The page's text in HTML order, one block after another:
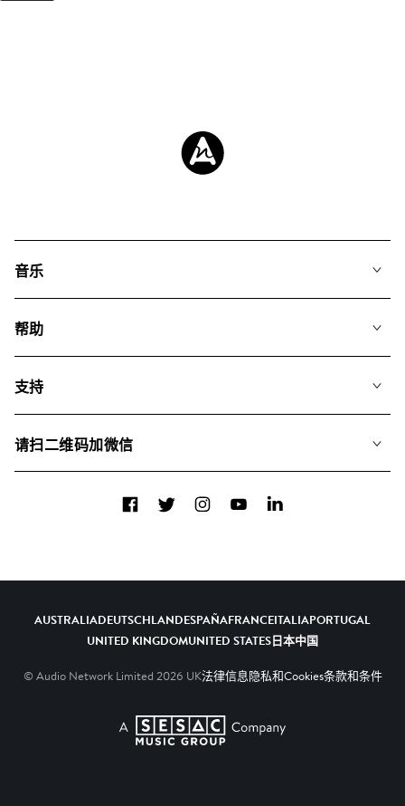
音乐
搜索
专辑
帮助
我们如何运用AI
支持
关于我们
请扫二维码加微信
FacebookTwitterInstagramYouTubeLinkedIn
AUSTRALIADEUTSCHLANDESPAÑAFRANCEITALIAPORTUGAL
UNITED KINGDOMUNITED STATES日本中国
© Audio Network Limited 2026 UK法律信息隐私和Cookies条款和条件
A SESAC Company